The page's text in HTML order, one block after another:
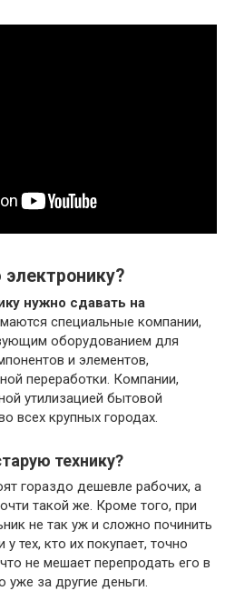
нужно сдавать на
специальные компании,
оборудованием для
и элементов,
переработки. Компании,
утилизацией бытовой
всех крупных городах.
технику?
гораздо дешевле рабочих, а
такой же. Кроме того, при
не так уж и сложно починить
тех, кто их покупает, точно
не мешает перепродать его в
уже за другие деньги.